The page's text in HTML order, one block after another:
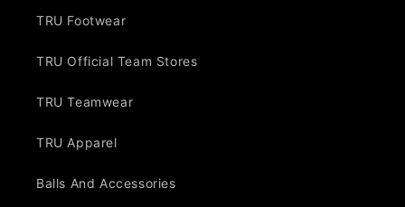
TRU Footwear
TRU Official Team Stores
TRU Teamwear
TRU Apparel
Balls And Accessories